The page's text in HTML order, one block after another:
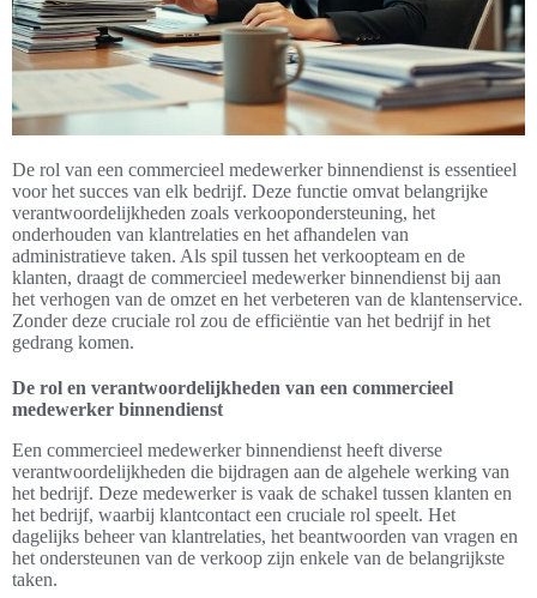
De rol van een commercieel medewerker binnendienst is essentieel
voor het succes van elk bedrijf. Deze functie omvat belangrijke
verantwoordelijkheden zoals verkoopondersteuning, het
onderhouden van klantrelaties en het afhandelen van
administratieve taken. Als spil tussen het verkoopteam en de
klanten, draagt de commercieel medewerker binnendienst bij aan
het verhogen van de omzet en het verbeteren van de klantenservice.
Zonder deze cruciale rol zou de efficiëntie van het bedrijf in het
gedrang komen.
De rol en verantwoordelijkheden van een commercieel
medewerker binnendienst
Een commercieel medewerker binnendienst heeft diverse
verantwoordelijkheden die bijdragen aan de algehele werking van
het bedrijf. Deze medewerker is vaak de schakel tussen klanten en
het bedrijf, waarbij klantcontact een cruciale rol speelt. Het
dagelijks beheer van klantrelaties, het beantwoorden van vragen en
het ondersteunen van de verkoop zijn enkele van de belangrijkste
taken.